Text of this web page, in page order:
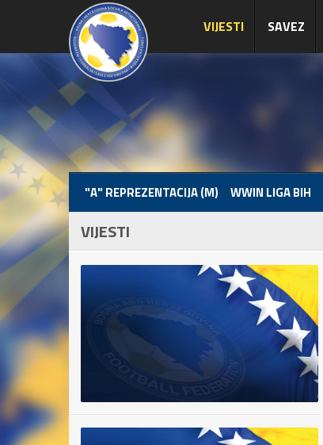
VIJESTI SAVEZ
"A" REPREZENTACIJA (M) WWIN LIGA BIH
VIJESTI